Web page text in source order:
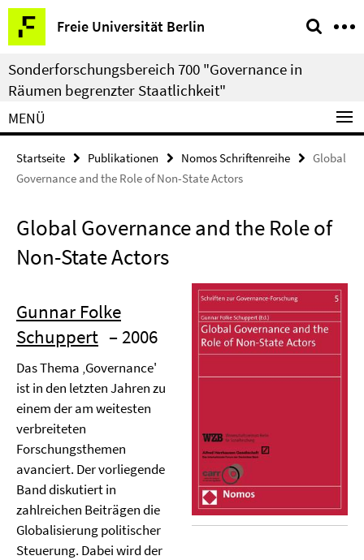
Springe
direkt
zu
Inhalt
Freie Universität Berlin
Service-
Navigation
Sonderforschungsbereich 700 "Governance in
Räumen begrenzter Staatlichkeit"
MENÜ
Startseite Publikationen Nomos Schriftenreihe
Global
Governance and the Role of Non-State Actors
Global Governance and the Role of
Non-State Actors
Gunnar Folke
Schuppert – 2006
Das Thema ‚Governance'
ist in den letzten Jahren zu
einem der am weitesten
verbreiteten
Forschungsthemen
avanciert. Der vorliegende
Band diskutiert in
zahlreichen Beiträgen die
Globalisierung politischer
Steuerung. Dabei wird der